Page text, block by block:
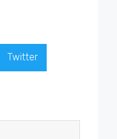
Twitter